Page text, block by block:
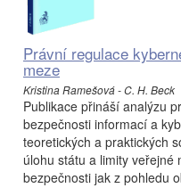
Právní regulace
meze
Kristina Ramešová - C. H. Beck
Publikace přináší analýzu
bezpečnosti informací a
teoretických a praktických
úlohu státu a limity veřejné
bezpečnosti jak z pohledu